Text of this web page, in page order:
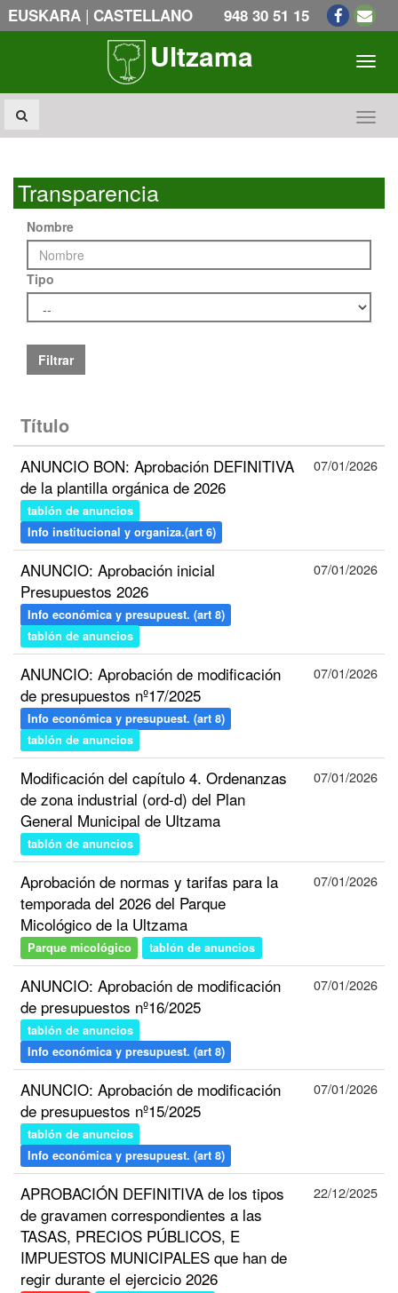
EUSKARA | CASTELLANO 948 30 51 15
Ultzama
Transparencia
Nombre
Tipo
Filtrar
Título
ANUNCIO BON: Aprobación DEFINITIVA
de la plantilla orgánica de 2026
tablón de anuncios
Info institucional y organiza.(art 6)
07/01/2026
ANUNCIO: Aprobación inicial
Presupuestos 2026
Info económica y presupuest. (art 8)
tablón de anuncios
07/01/2026
ANUNCIO: Aprobación de modificación
de presupuestos nº17/2025
Info económica y presupuest. (art 8)
tablón de anuncios
07/01/2026
Modificación del capítulo 4. Ordenanzas
de zona industrial (ord-d) del Plan
General Municipal de Ultzama
tablón de anuncios
07/01/2026
Aprobación de normas y tarifas para la
temporada del 2026 del Parque
Micológico de la Ultzama
Parque micológico tablón de anuncios
07/01/2026
ANUNCIO: Aprobación de modificación
de presupuestos nº16/2025
tablón de anuncios
Info económica y presupuest. (art 8)
07/01/2026
ANUNCIO: Aprobación de modificación
de presupuestos nº15/2025
tablón de anuncios
Info económica y presupuest. (art 8)
07/01/2026
APROBACIÓN DEFINITIVA de los tipos
de gravamen correspondientes a las
TASAS, PRECIOS PÚBLICOS, E
IMPUESTOS MUNICIPALES que han de
regir durante el ejercicio 2026
22/12/2025